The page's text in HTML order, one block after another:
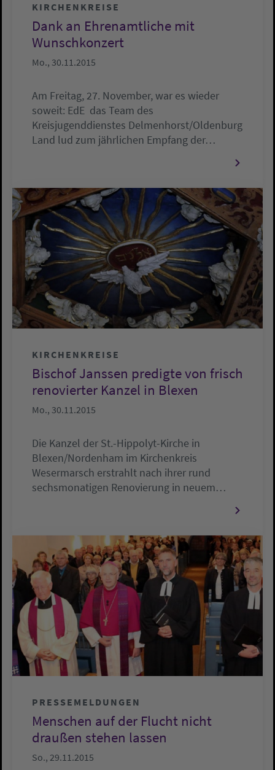
KIRCHENKREISE
Dank an Ehrenamtliche mit
Wunschkonzert
Mo., 30.11.2015
Am Freitag, 27. November, war es wieder
soweit: EdE  das Team des
Kreisjugenddienstes Delmenhorst/Oldenburg
Land lud zum jährlichen Empfang der…
KIRCHENKREISE
Bischof Janssen predigte von frisch
renovierter Kanzel in Blexen
Mo., 30.11.2015
Die Kanzel der St.-Hippolyt-Kirche in
Blexen/Nordenham im Kirchenkreis
Wesermarsch erstrahlt nach ihrer rund
sechsmonatigen Renovierung in neuem…
PRESSEMELDUNGEN
Menschen auf der Flucht nicht
draußen stehen lassen
So., 29.11.2015